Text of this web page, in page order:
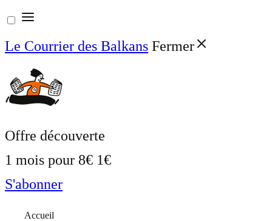
Aller
au
contenu
Le Courrier des Balkans Fermer
Offre découverte
1 mois pour 8€ 1€
S'abonner
Accueil